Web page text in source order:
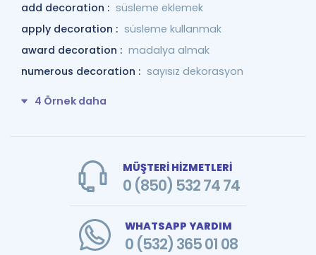
add decoration : süsleme eklemek
apply decoration : süsleme kullanmak
award decoration : madalya almak
numerous decoration : sayısız dekorasyon
4 Örnek daha
MÜŞTERİ HİZMETLERİ
0 (850) 532 74 74
WHATSAPP YARDIM
0 (532) 365 01 08